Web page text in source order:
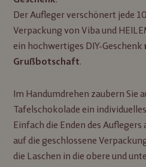
Der Aufleger verschönert jede
Verpackung von Viba und
ein hochwertiges DIY-Geschenk
Grußbotschaft.
Im Handumdrehen zaubern Sie
Tafelschokolade ein
Einfach die Enden des
auf die geschlossene
die Laschen in die obere und